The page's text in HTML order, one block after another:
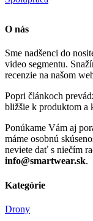
O nás
Sme nadšenci do
video segmentu.
recenzie na našom
Popri článkoch
bližšie k produktom a
Ponúkame Vám aj
máme osobnú
neviete dať s niečím
info@smartwear.sk.
Kategórie
Drony